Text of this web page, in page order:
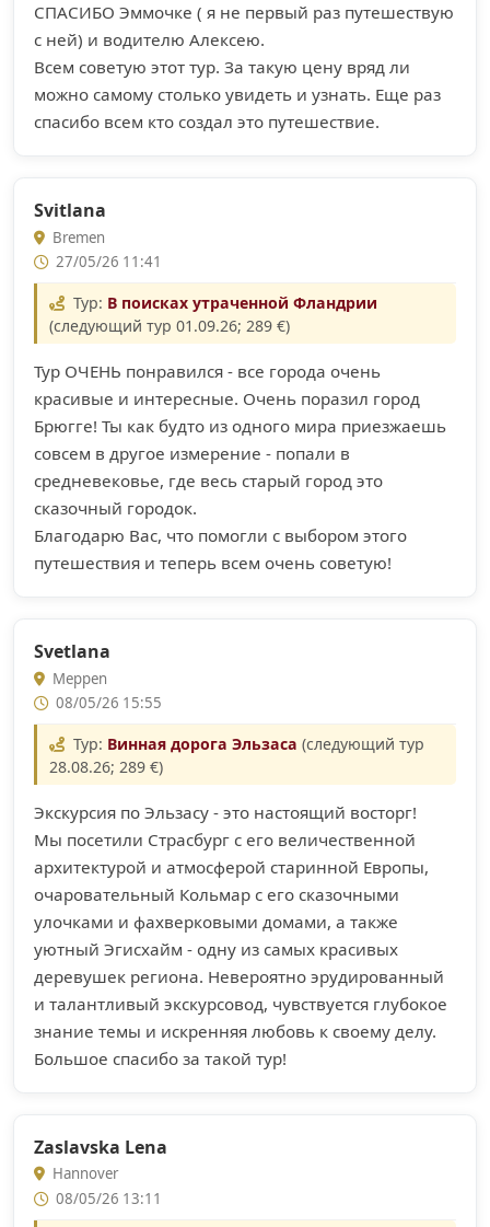
СПАСИБО Эммочке ( я не первый раз путешествую
с ней) и водителю Алексею.
Всем советую этот тур. За такую цену вряд ли
можно самому столько увидеть и узнать. Еще раз
спасибо всем кто создал это путешествие.
Svitlana
Bremen
27/05/26 11:41
Тур: В поисках утраченной Фландрии
(следующий тур 01.09.26; 289 €)
Тур ОЧЕНЬ понравился - все города очень
красивые и интересные. Очень поразил город
Брюгге! Ты как будто из одного мира приезжаешь
совсем в другое измерение - попали в
средневековье, где весь старый город это
сказочный городок.
Благодарю Вас, что помогли с выбором этого
путешествия и теперь всем очень советую!
Svetlana
Meppen
08/05/26 15:55
Тур: Винная дорога Эльзаса (следующий тур
28.08.26; 289 €)
Экскурсия по Эльзасу - это настоящий восторг!
Мы посетили Страсбург с его величественной
архитектурой и атмосферой старинной Европы,
очаровательный Кольмар с его сказочными
улочками и фахверковыми домами, а также
уютный Эгисхайм - одну из самых красивых
деревушек региона. Невероятно эрудированный
и талантливый экскурсовод, чувствуется глубокое
знание темы и искренняя любовь к своему делу.
Большое спасибо за такой тур!
Zaslavska Lena
Hannover
08/05/26 13:11